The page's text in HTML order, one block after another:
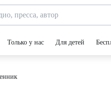
Только у нас Для детей